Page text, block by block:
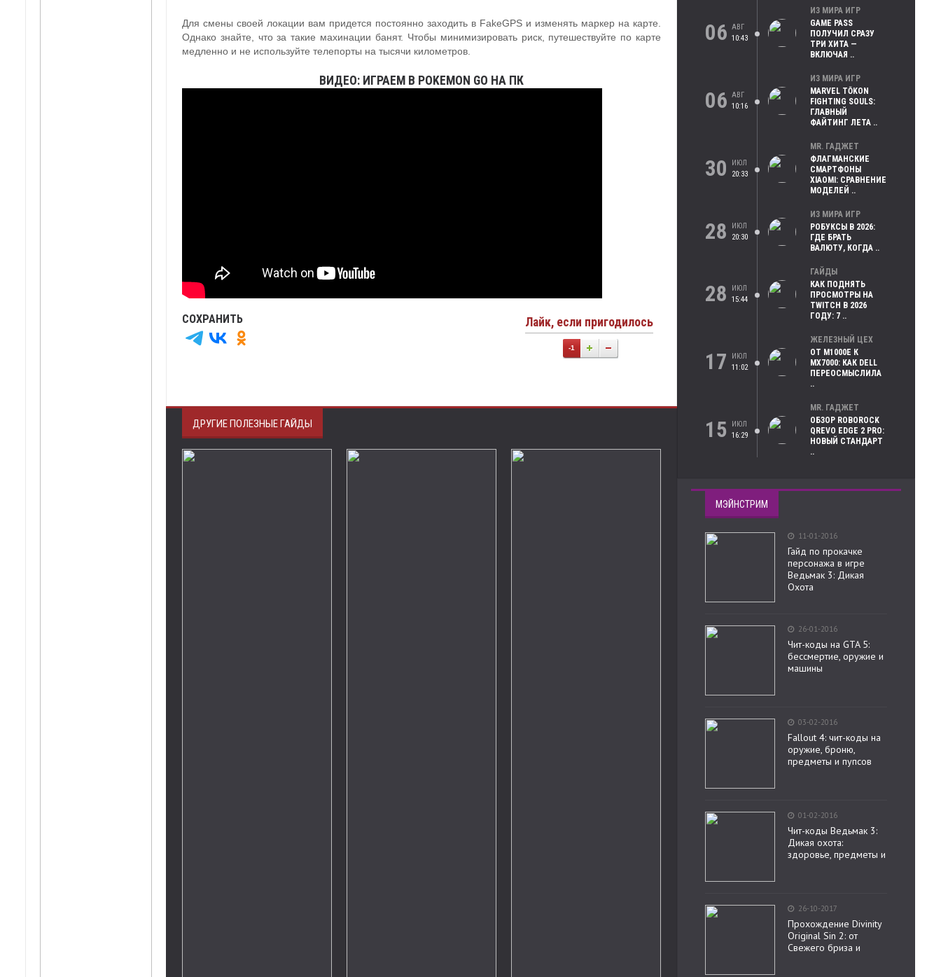
Для смены своей локации вам придется постоянно заходить в FakeGPS и изменять маркер на карте.
Однако знайте, что за такие махинации банят. Чтобы минимизировать риск, путешествуйте по карте
медленно и не используйте телепорты на тысячи километров.
ВИДЕО: ИГРАЕМ В POKEMON GO НА ПК
Лайк, если пригодилось
-1
СОХРАНИТЬ
ДРУГИЕ ПОЛЕЗНЫЕ ГАЙДЫ
06 АВГ
10:43
ИЗ МИРА ИГР
GAME PASS
ПОЛУЧИЛ СРАЗУ
ТРИ ХИТА —
ВКЛЮЧАЯ ..
06 АВГ
10:16
ИЗ МИРА ИГР
MARVEL TŌKON
FIGHTING SOULS:
ГЛАВНЫЙ
ФАЙТИНГ ЛЕТА ..
30
ИЮЛ
20:33
MR. ГАДЖЕТ
ФЛАГМАНСКИЕ
СМАРТФОНЫ
XIAOMI: СРАВНЕНИЕ
МОДЕЛЕЙ ..
28
ИЮЛ
20:30
ИЗ МИРА ИГР
РОБУКСЫ В 2026:
ГДЕ БРАТЬ
ВАЛЮТУ, КОГДА ..
28
ИЮЛ
15:44
ГАЙДЫ
КАК ПОДНЯТЬ
ПРОСМОТРЫ НА
TWITCH В 2026
ГОДУ: 7 ..
17
ИЮЛ
11:02
ЖЕЛЕЗНЫЙ ЦЕХ
ОТ M1000E К
MX7000: КАК DELL
ПЕРЕОСМЫСЛИЛА
..
15
ИЮЛ
16:29
MR. ГАДЖЕТ
ОБЗОР ROBOROCK
QREVO EDGE 2 PRO:
НОВЫЙ СТАНДАРТ
..
МЭЙНСТРИМ
11-01-2016
Гайд по прокачке
персонажа в игре
Ведьмак 3: Дикая
Охота
26-01-2016
Чит-коды на GTA 5:
бессмертие, оружие и
машины
03-02-2016
Fallout 4: чит-коды на
оружие, броню,
предметы и пупсов
01-02-2016
Чит-коды Ведьмак 3:
Дикая охота:
здоровье, предметы и
26-10-2017
Прохождение Divinity
Original Sin 2: от
Свежего бриза и